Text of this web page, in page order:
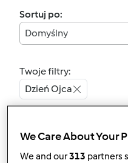
Sortuj po:
Domyślny
Twoje filtry:
Dzień Ojca
We Care About Your
We and our313 partners